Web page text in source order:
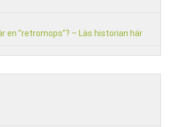
en ”retromops”? – Läs historian här